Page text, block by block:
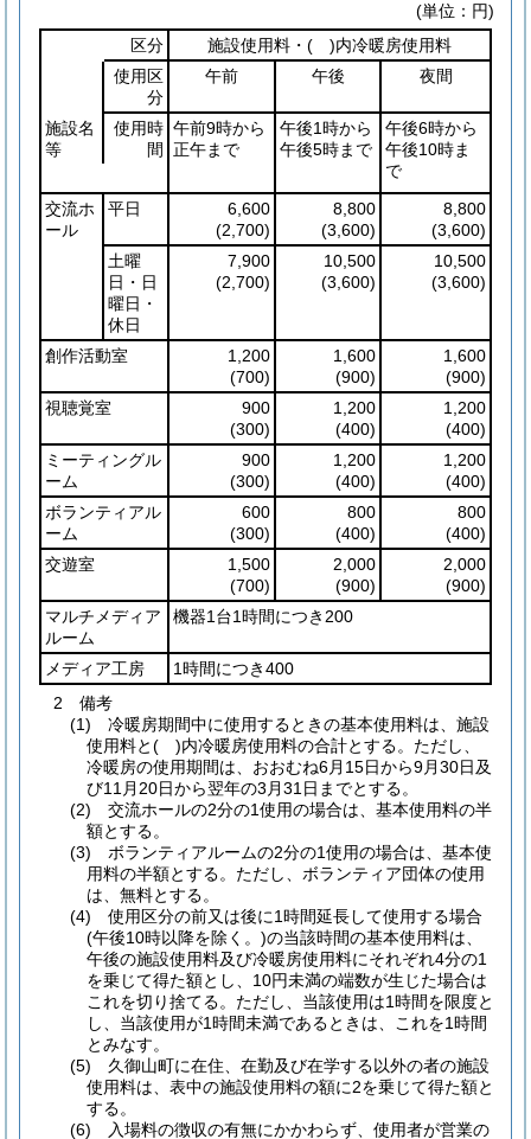
(単位：円)
区分
施設使用料・ ( )内冷暖房使用料
使用区
分
午前 午後 夜間
施設名
等
使用時
間
午前9時から
正午まで
午後1時から
午後5時まで
午後6時から
午後10時ま
で
交流ホ
ール
平日
6,600
(2,700)
8,800
(3,600)
8,800
(3,600)
土曜
日・日
曜日・
休日
7,900
(2,700)
10,500
(3,600)
10,500
(3,600)
創作活動室
1,200
(700)
1,600
(900)
1,600
(900)
視聴覚室
900
(300)
1,200
(400)
1,200
(400)
ミーティングル
ーム
900
(300)
1,200
(400)
1,200
(400)
ボランティアル
ーム
600
(300)
800
(400)
800
(400)
交遊室
1,500
(700)
2,000
(900)
2,000
(900)
マルチメディア
ルーム
機器1台1時間につき200
メディア工房
1時間につき400
2 備考
(1) 冷暖房期間中に使用するときの基本使用料は、施設
使用料と( )内冷暖房使用料の合計とする。ただし、
冷暖房の使用期間は、おおむね6月15日から9月30日及
び11月20日から翌年の3月31日までとする。
(2) 交流ホールの2分の1使用の場合は、基本使用料の半
額とする。
(3) ボランティアルームの2分の1使用の場合は、基本使
用料の半額とする。ただし、ボランティア団体の使用
は、無料とする。
(4) 使用区分の前又は後に1時間延長して使用する場合
(午後10時以降を除く。)の当該時間の基本使用料は、
午後の施設使用料及び冷暖房使用料にそれぞれ4分の1
を乗じて得た額とし、10円未満の端数が生じた場合は
これを切り捨てる。ただし、当該使用は1時間を限度と
し、当該使用が1時間未満であるときは、これを1時間
とみなす。
(5) 久御山町に在住、在勤及び在学する以外の者の施設
使用料は、表中の施設使用料の額に2を乗じて得た額と
する。
(6) 入場料の徴収の有無にかかわらず、使用者が営業の